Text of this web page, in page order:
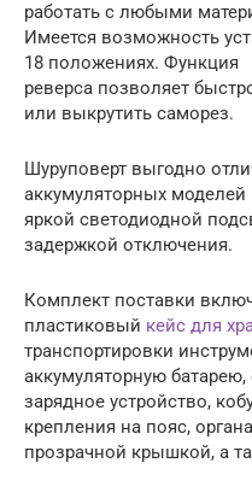
работать с любыми
Имеется возможность
18 положениях. Функция
реверса позволяет
или выкрутить саморез.
Шуруповерт выгодно
аккумуляторных
яркой светодиодной
задержкой отключения.
Комплект поставки
пластиковый кейс для
транспортировки
аккумуляторную
зарядное устройство,
крепления на пояс,
прозрачной крышкой, а